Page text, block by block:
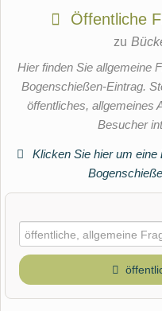
Öffentliche
zu
Hier finden Sie allgemeine
Bogenschießen-Eintrag.
öffentliches, allgemeines
Besucher
Klicken Sie hier um eine